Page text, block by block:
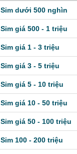
Sim dưới 500 nghìn
Sim giá 500 - 1 triệu
Sim giá 1 - 3 triệu
Sim giá 3 - 5 triệu
Sim giá 5 - 10 triệu
Sim giá 10 - 50 triệu
Sim giá 50 - 100 triệu
Sim 100 - 200 triệu